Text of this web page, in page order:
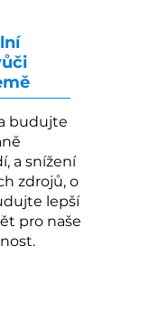
budujte
a snížení
zdrojů, o
lepší
pro naše